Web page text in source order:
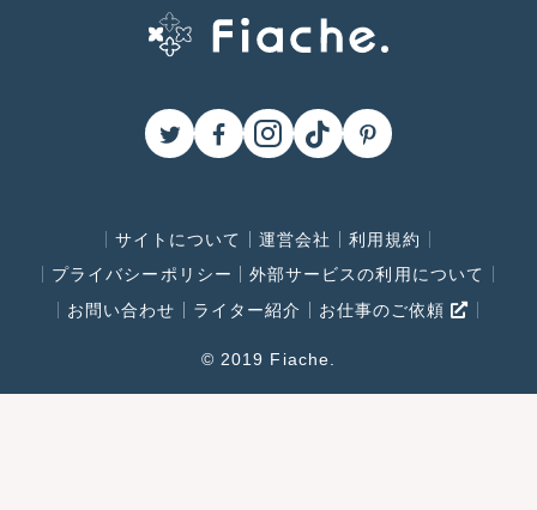
サイトについて 運営会社
利用規約
プライバシーポリシー
外部サービスの利用について
お問い合わせ
ライター紹介 お仕事のご依頼
© 2019 Fiache.